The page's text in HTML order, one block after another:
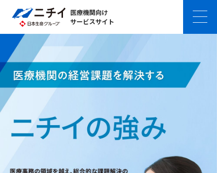
医療機関向け
サービスサイト
チ
イ
の
医
療
関